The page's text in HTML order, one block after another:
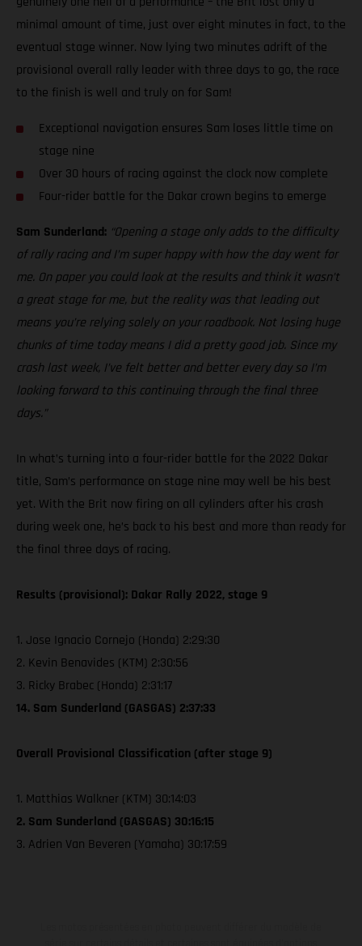
minimal amount of time, just over eight minutes in fact, to the
eventual stage winner. Now lying two minutes adrift of the
provisional overall rally leader with three days to go, the race
to the finish is well and truly on for Sam!
Exceptional navigation ensures Sam loses little time on
stage nine
Over 30 hours of racing against the clock now complete
Four-rider battle for the Dakar crown begins to emerge
Sam Sunderland: “Opening a stage only adds to the difficulty
of rally racing and I’m super happy with how the day went for
me. On paper you could look at the results and think it wasn’t
a great stage for me, but the reality was that leading out
means you’re relying solely on your roadbook. Not losing huge
chunks of time today means I did a pretty good job. Since my
crash last week, I’ve felt better and better every day so I’m
looking forward to this continuing through the final three
days.”
In what’s turning into a four-rider battle for the 2022 Dakar
title, Sam’s performance on stage nine may well be his best
yet. With the Brit now firing on all cylinders after his crash
during week one, he’s back to his best and more than ready for
the final three days of racing.
Results (provisional): Dakar Rally 2022, stage 9
1. Jose Ignacio Cornejo (Honda) 2:29:30
2. Kevin Benavides (KTM) 2:30:56
3. Ricky Brabec (Honda) 2:31:17
14. Sam Sunderland (GASGAS) 2:37:33
Overall Provisional Classification (after stage 9)
1. Matthias Walkner (KTM) 30:14:03
2. Sam Sunderland (GASGAS) 30:16:15
3. Adrien Van Beveren (Yamaha) 30:17:59